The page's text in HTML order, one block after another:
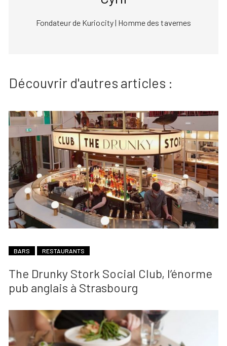
Fondateur de Kuriocity | Homme des tavernes
Découvrir d'autres articles :
BARS RESTAURANTS
The Drunky Stork Social Club, l’énorme
pub anglais à Strasbourg